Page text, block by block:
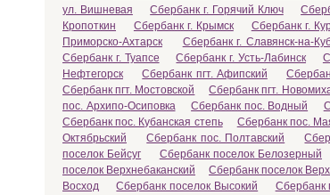
ул. Вишневая
Сбербанк г. Горячий Ключ
Кропоткин
Сбербанк г. Крымск Сбербанк г.
Приморско-Ахтарск
Сбербанк г. Славянск-на-
Сбербанк г. Туапсе
Сбербанк г. Усть-Лабинск
Нефтегорск
Сбербанк пгт. Афипский
Сбербанк пгт. Мостовской
Сбербанк пгт.
пос. Архипо-Осиповка
Сбербанк пос. Водный
Сбербанк пос. Кубанская степь
Сбербанк пос.
Октябрьский
Сбербанк пос. Полтавский
поселок Бейсуг
Сбербанк поселок Белозерный
поселок Верхнебаканский
Сбербанк поселок
Восход
Сбербанк поселок Высокий Сбербанк